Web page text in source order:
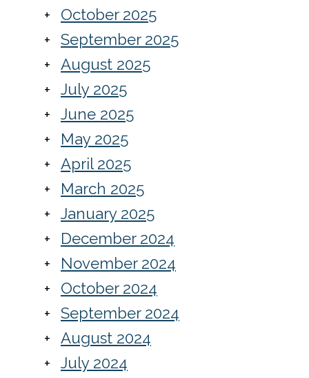
October 2025
September 2025
August 2025
July 2025
June 2025
May 2025
April 2025
March 2025
January 2025
December 2024
November 2024
October 2024
September 2024
August 2024
July 2024